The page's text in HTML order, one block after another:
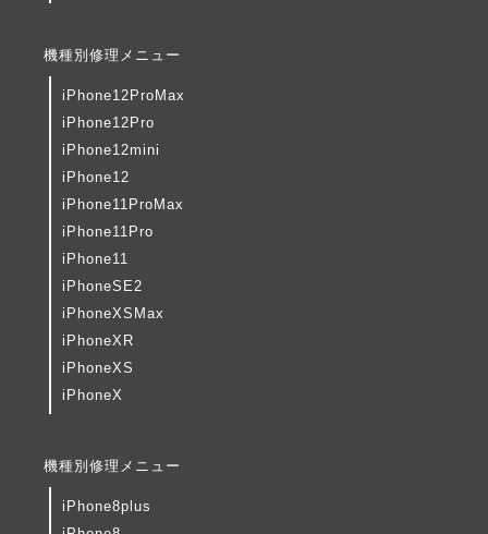
機種別修理メニュー
iPhone12ProMax
iPhone12Pro
iPhone12mini
iPhone12
iPhone11ProMax
iPhone11Pro
iPhone11
iPhoneSE2
iPhoneXSMax
iPhoneXR
iPhoneXS
iPhoneX
機種別修理メニュー
iPhone8plus